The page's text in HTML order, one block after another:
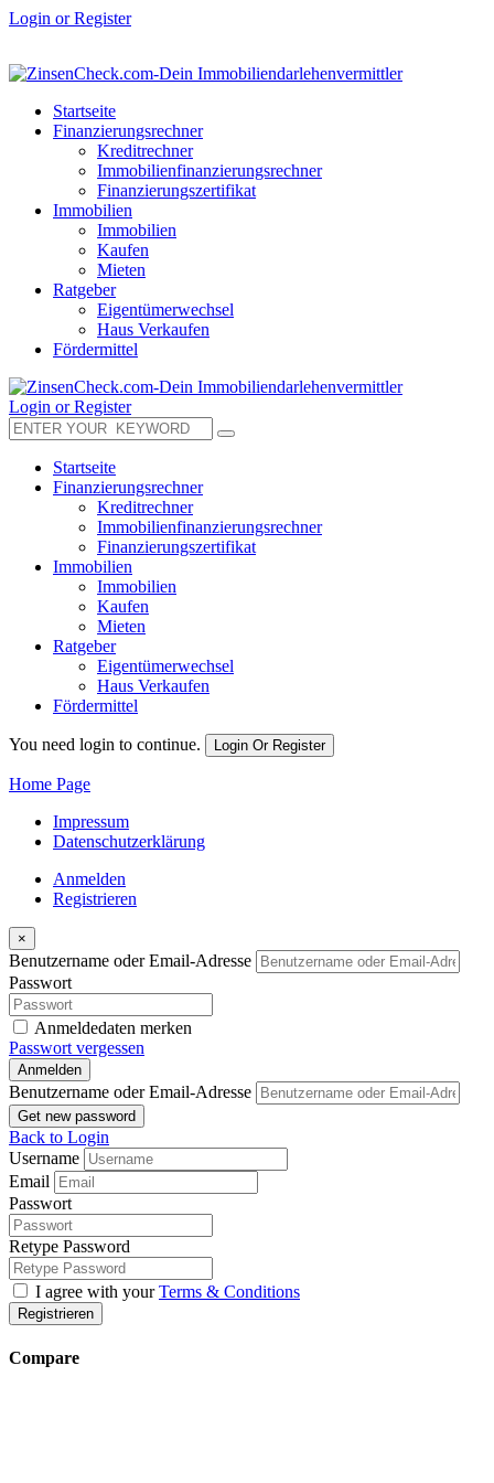
Login or Register
Startseite
Finanzierungsrechner
Kreditrechner
Immobilienfinanzierungsrechner
Finanzierungszertifikat
Immobilien
Immobilien
Kaufen
Mieten
Ratgeber
Eigentümerwechsel
Haus Verkaufen
Fördermittel
Login or Register
Startseite
Finanzierungsrechner
Kreditrechner
Immobilienfinanzierungsrechner
Finanzierungszertifikat
Immobilien
Immobilien
Kaufen
Mieten
Ratgeber
Eigentümerwechsel
Haus Verkaufen
Fördermittel
You need login to continue. Login Or Register
Home Page
Impressum
Datenschutzerklärung
Anmelden
Registrieren
×
Benutzername oder Email-Adresse
Passwort
Anmeldedaten merken
Passwort vergessen
Anmelden
Benutzername oder Email-Adresse
Get new password
Back to Login
Username
Email
Passwort
Retype Password
I agree with yourTerms & Conditions
Registrieren
Compare